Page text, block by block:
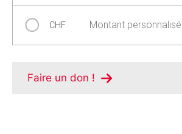
CHF Montant personnalisé
Faire un don !